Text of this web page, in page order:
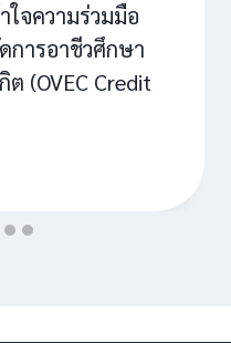
จความร่วมมือ
การอาชีวศึกษา
(OVEC Credit